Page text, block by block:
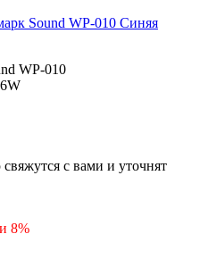
WP-010
с вами и уточнят
8%